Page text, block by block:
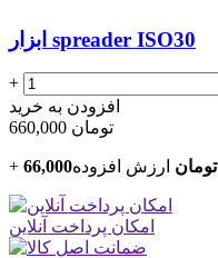
ابزار spreader ISO30
+
افزودن به خرید
660,000 تومان
+ 66,000تومان ارزش افزوده
امکان پرداخت آنلاین